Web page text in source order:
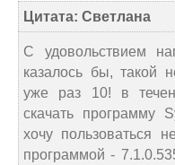
Цитата: Светлана
С удовольствием
казалось бы, такой
уже раз 10! в
скачать программу
хочу пользоваться
программой -